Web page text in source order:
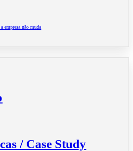
empresa não muda
/ Case Study